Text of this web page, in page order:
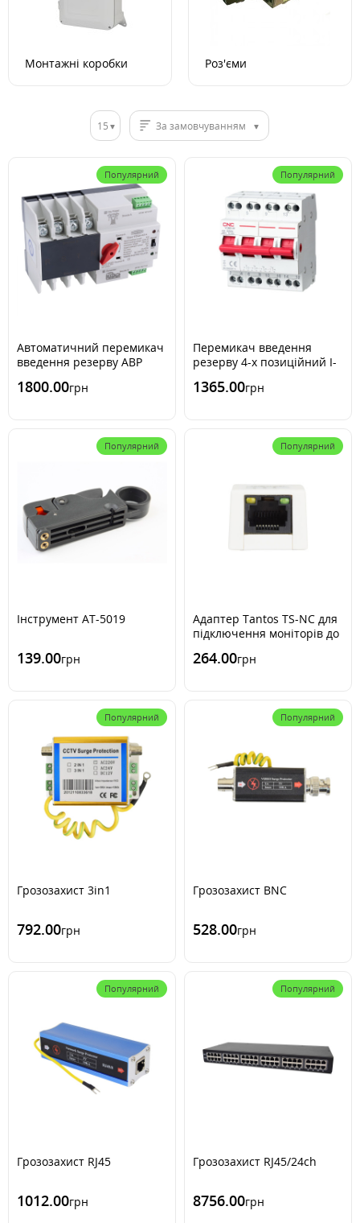
Монтажні коробки Роз'єми
15 За замовчуванням
Популярний
Автоматичний перемикач
введення резерву АВР
63A 3-фазний
1800.00грн
Популярний
Перемикач введення
резерву 4-х позиційний I-
1365.00грн
Популярний
Інструмент AT-5019
139.00грн
Популярний
Адаптер Tantos TS-NC для
підключення моніторів до
264.00грн
Популярний
Грозозахист 3in1
792.00грн
Популярний
Грозозахист BNC
528.00грн
Популярний
Грозозахист RJ45
1012.00грн
Популярний
Грозозахист RJ45/24ch
8756.00грн